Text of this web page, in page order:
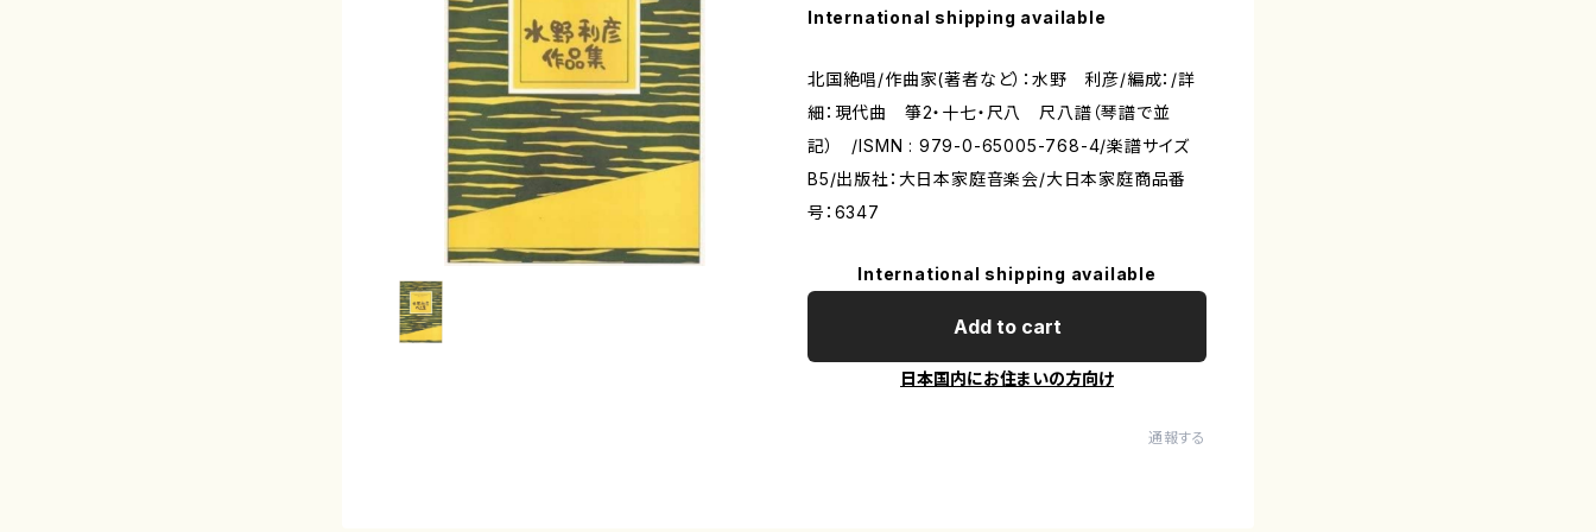
International shipping available
北国絶唱/作曲家(著者など）：水野 利彦/編成：/詳
細：現代曲 箏2・十七・尺八 尺八譜（琴譜で並
記） /ISMN : 979-0-65005-768-4/楽譜サイズ
B5/出版社：大日本家庭音楽会/大日本家庭商品番
号：6347
International shipping available
Add to cart
日本国内にお住まいの方向け
通報する